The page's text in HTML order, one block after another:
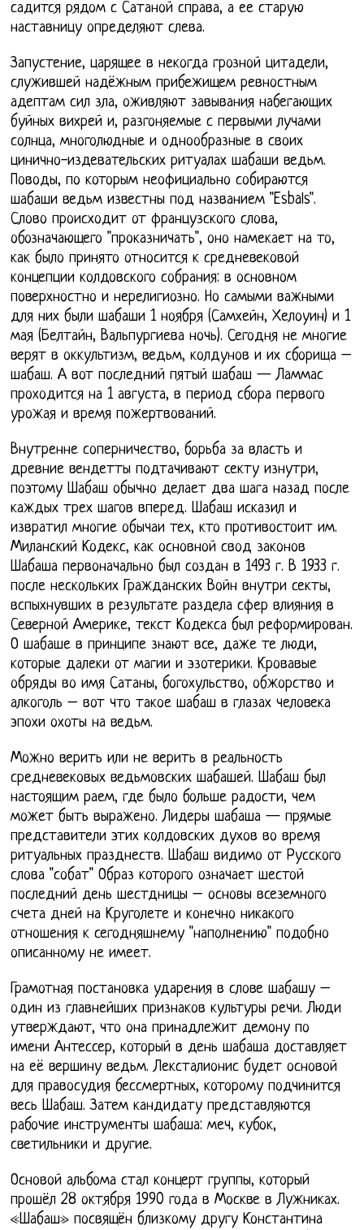
садится рядом с Сатаной справа, а ее старую
наставницу определяют слева.
Запустение, царящее в некогда грозной цитадели,
служившей надёжным прибежищем ревностным
адептам сил зла, оживляют завывания набегающих
буйных вихрей и, разгоняемые с первыми лучами
солнца, многолюдные и однообразные в своих
цинично-издевательских ритуалах шабаши ведьм.
Поводы, по которым неофициально собираются
шабаши ведьм известны под названием "Esbals".
Слово происходит от французского слова,
обозначающего "проказничать", оно намекает на то,
как было принято относится к средневековой
концепции колдовского собрания: в основном
поверхностно и нерелигиозно. Но самыми важными
для них были шабаши 1 ноября (Самхейн, Хелоуин) и 1
мая (Белтайн, Вальпургиева ночь). Сегодня не многие
верят в оккультизм, ведьм, колдунов и их сборища –
шабаш. А вот последний пятый шабаш — Ламмас
проходится на 1 августа, в период сбора первого
урожая и время пожертвований.
Внутренне соперничество, борьба за власть и
древние вендетты подтачивают секту изнутри,
поэтому Шабаш обычно делает два шага назад после
каждых трех шагов вперед. Шабаш исказил и
извратил многие обычаи тех, кто противостоит им.
Миланский Кодекс, как основной свод законов
Шабаша первоначально был создан в 1493 г. В 1933 г.
после нескольких Гражданских Войн внутри секты,
вспыхнувших в результате раздела сфер влияния в
Северной Америке, текст Кодекса был реформирован.
О шабаше в принципе знают все, даже те люди,
которые далеки от магии и эзотерики. Кровавые
обряды во имя Сатаны, богохульство, обжорство и
алкоголь – вот что такое шабаш в глазах человека
эпохи охоты на ведьм.
Можно верить или не верить в реальность
средневековых ведьмовских шабашей. Шабаш был
настоящим раем, где было больше радости, чем
может быть выражено. Лидеры шабаша — прямые
представители этих колдовских духов во время
ритуальных празднеств. Шабаш видимо от Русского
слова "собат" Образ которого означает шестой
последний день шестдницы – основы всеземного
счета дней на Круголете и конечно никакого
отношения к сегодняшнему "наполнению" подобно
описанному не имеет.
Грамотная постановка ударения в слове шабашу –
один из главнейших признаков культуры речи. Люди
утверждают, что она принадлежит демону по
имени Антессер, который в день шабаша доставляет
на её вершину ведьм. Лексталионис будет основой
для правосудия бессмертных, которому подчинится
весь Шабаш. Затем кандидату представляются
рабочие инструменты шабаша: меч, кубок,
светильники и другие.
Основой альбома стал концерт группы, который
прошёл 28 октября 1990 года в Москве в Лужниках.
«Шабаш» посвящён близкому другу Константина